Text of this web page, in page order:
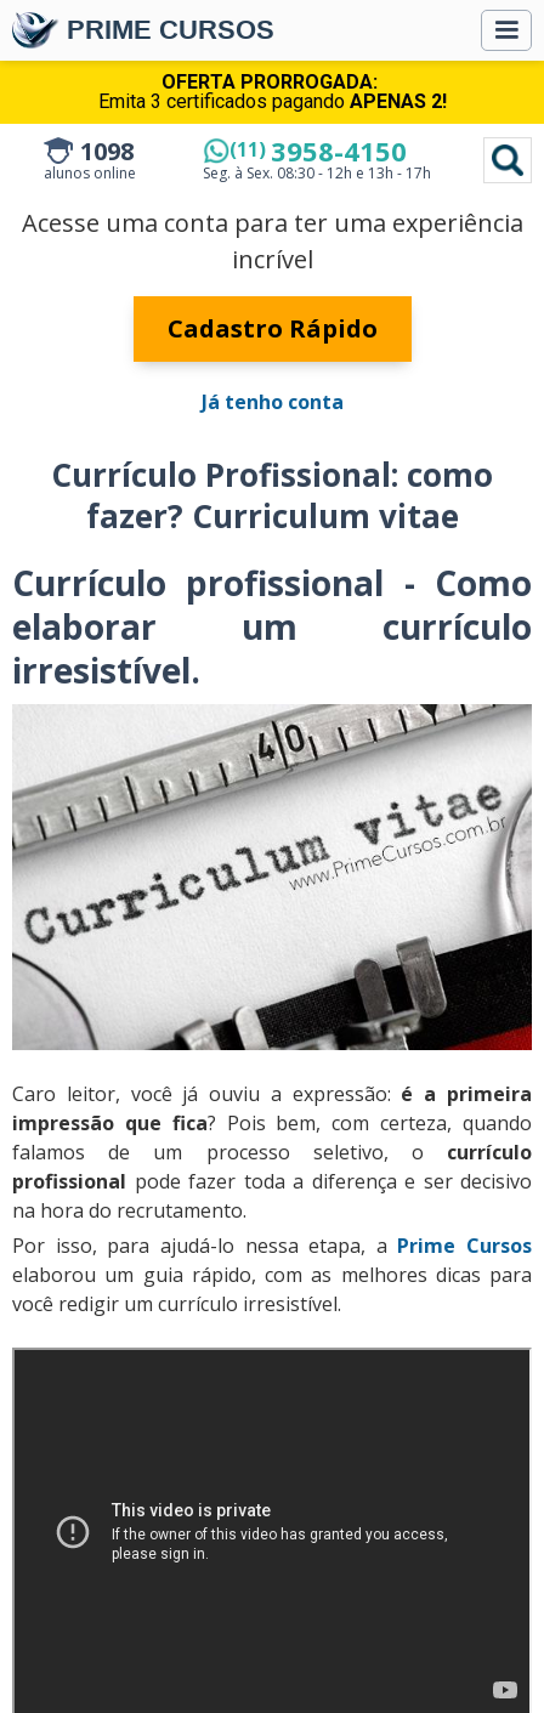
OFERTA PRORROGADA:
Emita 3 certificados pagando APENAS 2!
PRIME CURSOS
1098
alunos online
(11) 3958-4150
Seg. à Sex. 08:30 - 12h e 13h - 17h
Acesse uma conta para ter uma experiência
incrível
Cadastro Rápido
Já tenho conta
Currículo Profissional: como
fazer? Curriculum vitae
Currículo profissional - Como
elaborar um currículo
irresistível.
Caro leitor, você já ouviu a expressão: é a primeira
impressão que fica? Pois bem, com certeza, quando
falamos de um processo seletivo, o currículo
profissional pode fazer toda a diferença e ser decisivo
na hora do recrutamento.
Por isso, para ajudá-lo nessa etapa, a Prime Cursos
elaborou um guia rápido, com as melhores dicas para
você redigir um currículo irresistível.